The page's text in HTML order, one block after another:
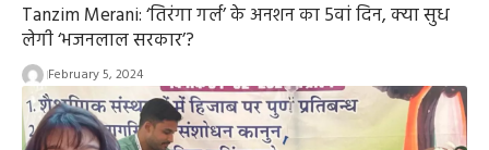
Tanzim Merani: ‘तिरंगा गर्ल’ के अनशन का 5वां दिन, क्या सुध
लेगी ‘भजनलाल सरकार’?
February 5, 2024